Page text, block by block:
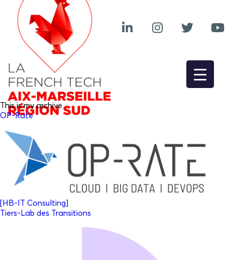
This is my archive
OP-Rate
[HB-IT Consulting]
Tiers-Lab des Transitions